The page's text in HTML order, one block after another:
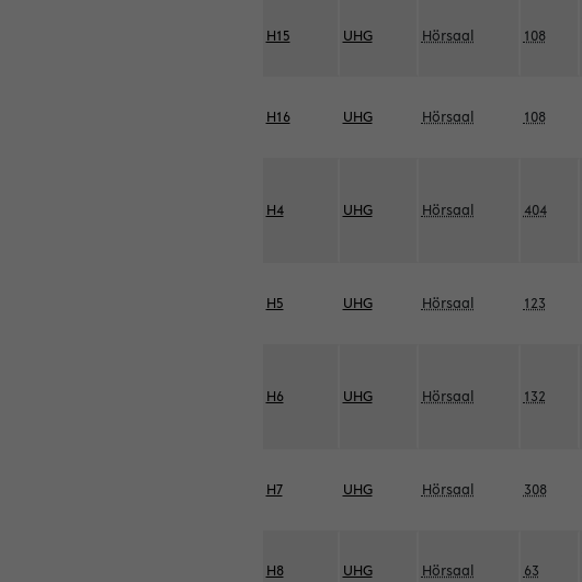
H15 UHG Hörsaal 108
H16 UHG Hörsaal 108
H4 UHG Hörsaal 404
H5 UHG Hörsaal 123
H6 UHG Hörsaal 132
H7 UHG Hörsaal 308
H8 UHG Hörsaal 63